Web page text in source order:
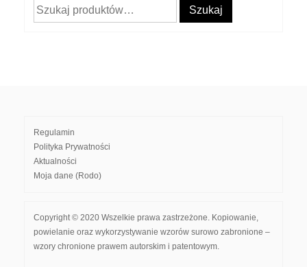
Szukaj: Szukaj
Regulamin
Polityka Prywatności
Aktualności
Moja dane (Rodo)
Copyright © 2020 Wszelkie prawa zastrzeżone. Kopiowanie,
powielanie oraz wykorzystywanie wzorów surowo zabronione –
wzory chronione prawem autorskim i patentowym.